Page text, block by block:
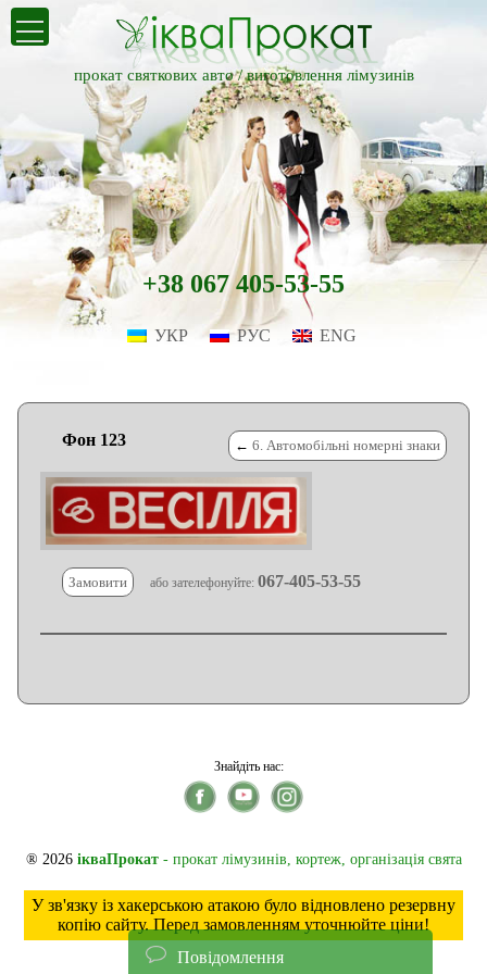
прокат святкових авто /виготовлення лімузинів
+38 067 405-53-55
УКР РУС ENG
Фон 123 ← 6. Автомобільні номерні знаки
Замовити або зателефонуйте:067-405-53-55
Знайдіть нас:
® 2026 ікваПрокат- прокат лімузинів, кортеж, організація свята
У зв'язку із хакерською атакою було відновлено резервну
копію сайту. Перед замовленням уточнюйте ціни!
Повідомлення